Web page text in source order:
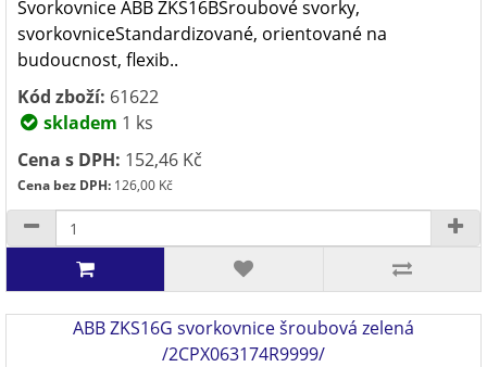
Svorkovnice ABB ZKS16BŠroubové svorky,
svorkovniceStandardizované, orientované na
budoucnost, flexib..
Kód zboží: 61622
skladem 1 ks
Cena s DPH: 152,46 Kč
Cena bez DPH: 126,00 Kč
ABB ZKS16G svorkovnice šroubová zelená
/2CPX063174R9999/